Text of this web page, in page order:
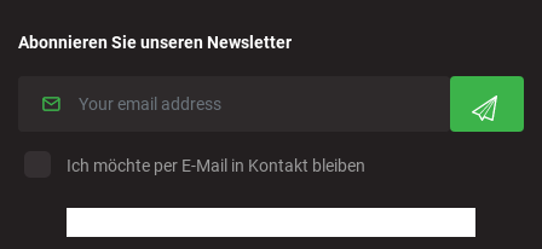
Abonnieren Sie unseren Newsletter
Ich möchte per E-Mail in Kontakt bleiben